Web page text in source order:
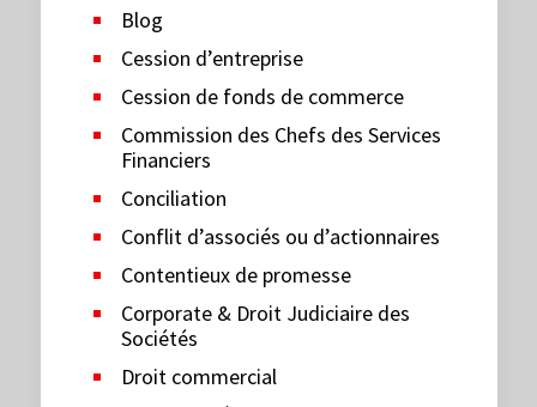
Blog
Cession d’entreprise
Cession de fonds de commerce
Commission des Chefs des Services
Financiers
Conciliation
Conflit d’associés ou d’actionnaires
Contentieux de promesse
Corporate & Droit Judiciaire des
Sociétés
Droit commercial